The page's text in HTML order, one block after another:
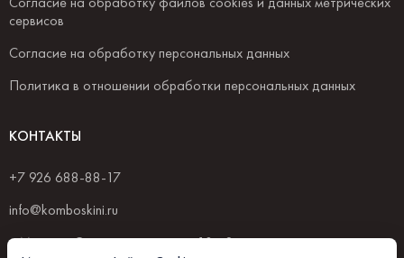
сервисов
Согласие на обработку персональных данных
Политика в отношении обработки персональных данных
КОНТАКТЫ
+7 926 688-88-17
info@komboskini.ru
г. Москва, Селиверстов пер., д.10 с.2